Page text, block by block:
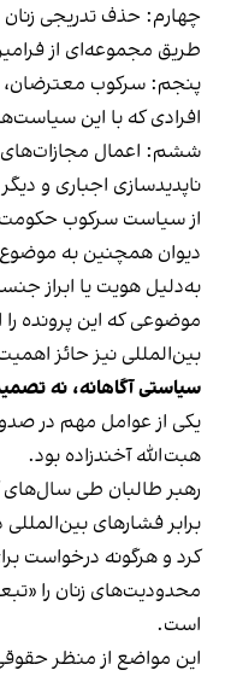
چهارم: حذف تدریجی زنان
طریق مجموعه‌ای از
پنجم: سرکوب معترضان،
افرادی که با این
ششم: اعمال مجازات‌های
ناپدیدسازی اجباری و
از سیاست سرکوب
دیوان همچنین به موضوع
به‌دلیل هویت یا ابراز
موضوعی که این پرونده
بین‌المللی نیز حائز
سیاستی آگاهانه، نه
یکی از عوامل مهم در
هبت‌الله آخندزاده بود.
رهبر طالبان طی سال‌های
برابر فشارهای
کرد و هرگونه درخواست
محدودیت‌های زنان را
است.
این مواضع از منظر